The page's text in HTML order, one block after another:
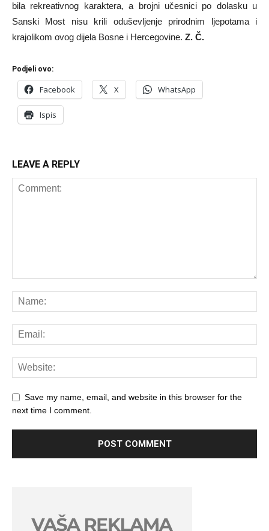
bila rekreativnog karaktera, a brojni učesnici po dolasku u
Sanski Most nisu krili oduševljenje prirodnim ljepotama i
krajolikom ovog dijela Bosne i Hercegovine. Z. Č.
Podjeli ovo:
Facebook X WhatsApp
Ispis
LEAVE A REPLY
Save my name, email, and website in this browser for the
next time I comment.